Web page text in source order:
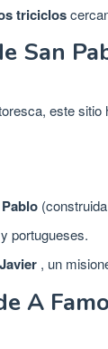
triciclos
San
este
portugueses.
, un
A